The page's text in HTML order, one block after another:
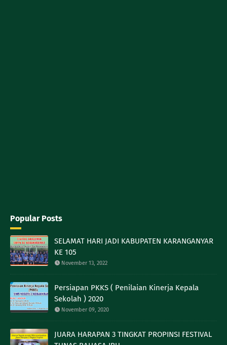
Popular Posts
SELAMAT HARI JADI KABUPATEN KARANGANYAR
KE 105
November 13, 2022
Persiapan PKKS ( Penilaian Kinerja Kepala
Sekolah ) 2020
November 09, 2020
JUARA HARAPAN 3 TINGKAT PROPINSI FESTIVAL